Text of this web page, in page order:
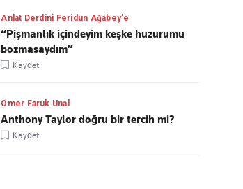
Anlat Derdini Feridun Ağabey'e
“Pişmanlık içindeyim keşke huzurumu
bozmasaydım”
Kaydet
Ömer Faruk Ünal
Anthony Taylor doğru bir tercih mi?
Kaydet